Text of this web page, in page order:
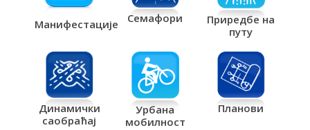
Манифестације Семафори
Приредбе на
путу
Динамички
саобраћај
Урбана
мобилност
Планови